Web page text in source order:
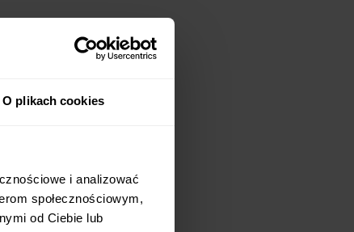
O plikach cookies
i analizować
społecznościowym,
od Ciebie lub